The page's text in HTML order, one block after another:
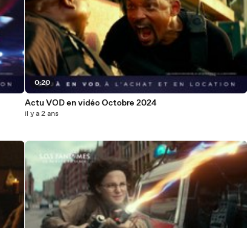
0:20
Actu VOD en vidéo Octobre 2024
il y a 2 ans